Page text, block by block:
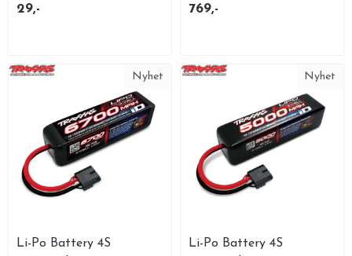
29,- 769,-
Nyhet
Li-Po Battery 4S
Nyhet
Li-Po Battery 4S